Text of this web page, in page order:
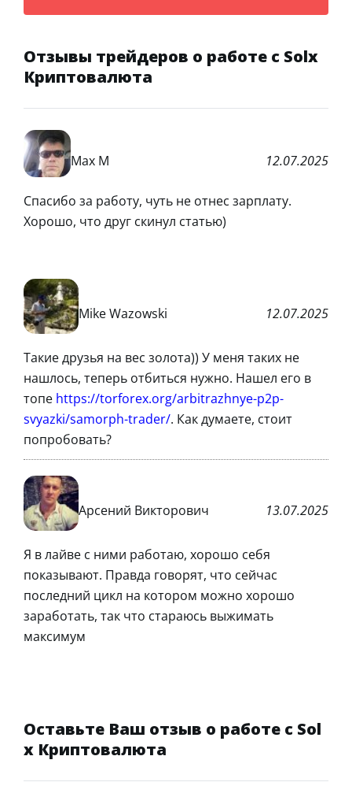
Отзывы трейдеров о работе с Solx
Криптовалюта
Max M 12.07.2025
Спасибо за работу, чуть не отнес зарплату.
Хорошо, что друг скинул статью)
Mike Wazowski 12.07.2025
Такие друзья на вес золота)) У меня таких не
нашлось, теперь отбиться нужно. Нашел его в
топе https://torforex.org/arbitrazhnye-p2p-
svyazki/samorph-trader/. Как думаете, стоит
попробовать?
Арсений Викторович 13.07.2025
Я в лайве с ними работаю, хорошо себя
показывают. Правда говорят, что сейчас
последний цикл на котором можно хорошо
заработать, так что стараюсь выжимать
максимум
Оставьте Ваш отзыв о работе с Sol
x Криптовалюта